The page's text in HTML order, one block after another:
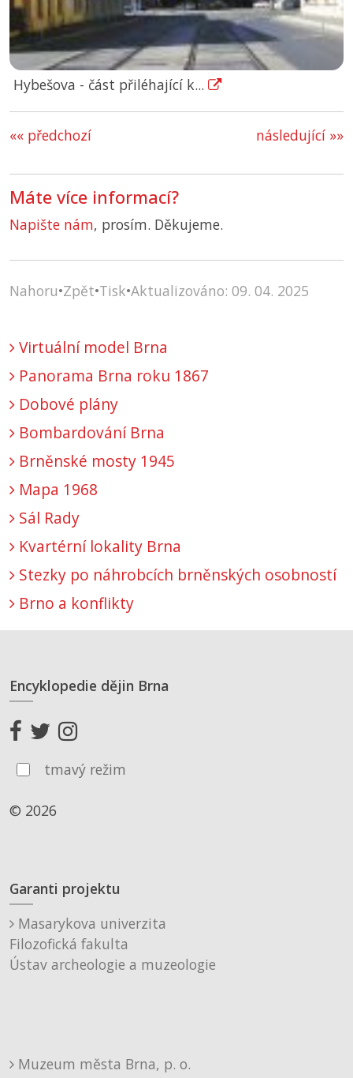
Hybešova - část přiléhající k...
«« předchozí následující »»
Máte více informací?
Napište nám, prosím. Děkujeme.
Nahoru•Zpět•Tisk•Aktualizováno: 09. 04. 2025
Virtuální model Brna
Panorama Brna roku 1867
Dobové plány
Bombardování Brna
Brněnské mosty 1945
Mapa 1968
Sál Rady
Kvartérní lokality Brna
Stezky po náhrobcích brněnských osobností
Brno a konflikty
Encyklopedie dějin Brna
tmavý režim
© 2026
Garanti projektu
Masarykova univerzita
Filozofická fakulta
Ústav archeologie a muzeologie
Muzeum města Brna, p. o.